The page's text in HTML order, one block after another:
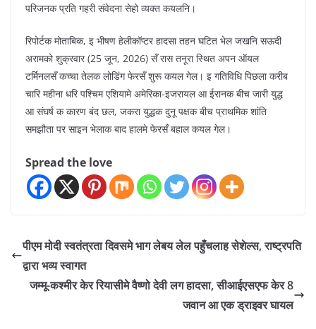
परिजनक प्रति गहरी संवेदना सेहो व्यक्त कयलनि।
रिपोर्टक मोताबिक, इ भीषण हेलीकॉप्टर हादसा तहन घटित भेल जखनि सऊदी
अरामको शुक्रवार (25 जून, 2026) सँ रास तनूरा स्थित अपन ऑयल
टर्मिनलसँ कच्चा तेलक लोडिंग फेरसँ शुरू कयल गेल। इ गतिविधि पिछला करीब
चारि महीना धरि पश्चिम एशियामे अमेरिका-इजरायल आ ईरानक बीच जारी युद्ध
आ संघर्ष क कारण बंद छल, जकरा युद्धक दुनू पक्षक बीच प्राथमिक शांति
समझौता पर साइन भेलाक बाद हालमे फेरसँ बहाल कयल गेल।
Spread the love
पीएम मोदी स्वतंत्रता दिवसमे भाग लेबय लेल पहुँचलाह सेशेल्स, राष्ट्रपति
द्वारा भव्य स्वागत
जम्मू-कश्मीर केर रियासीमे वैष्णो देवी लग हादसा, सीआईएसएफ केर 8
जवान आ एक ड्राइवर घायल